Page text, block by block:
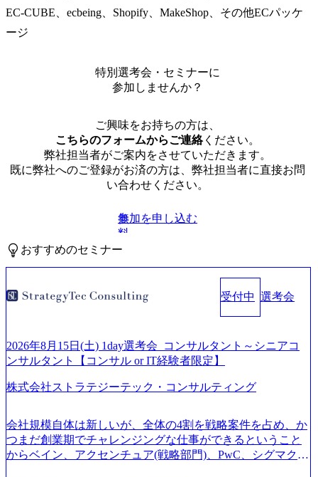
EC-CUBE、ecbeing、Shopify、MakeShop、その他ECパッケ
ージ
特別選考会・セミナーに
参加しませんか？
ご興味をお持ちの方は、
こちらのフォームからご連絡ください。
弊社担当者がご案内をさせていただきます。
既に弊社へのご登録がお済の方は、弊社担当者に直接お問
い合わせください。
無
料
参加を申し込む
おすすめのセミナー
受付中 選考会
2026年8月15日(土) 1day選考会_コンサルタント～シニアコ
ンサルタント【コンサル or IT経験者限定】
株式会社ストラテジーテック・コンサルティング
会社規模自体は新しいが、全体の4割を戦略案件を占め、か
つまだ創業期でチャレンジングな仕事ができるということ
からベイン、アクセンチュア(戦略部門)、PwC、シグマクシ